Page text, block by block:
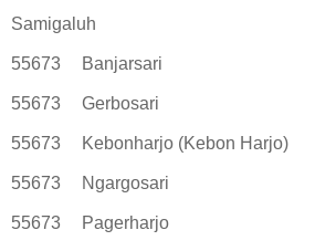
Samigaluh
55673 Banjarsari
55673 Gerbosari
55673 Kebonharjo (Kebon Harjo)
55673 Ngargosari
55673 Pagerharjo